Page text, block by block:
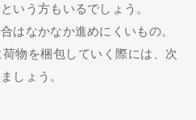
いう方もいるでしょう。
はなかなか進めにくいもの。
物を梱包していく際には、次
しょう。